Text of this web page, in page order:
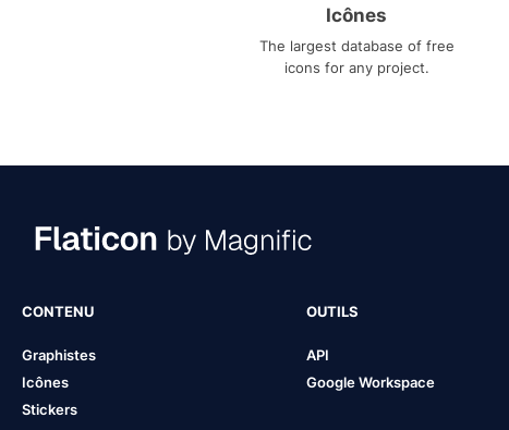
Icônes
The largest database of free
icons for any project.
CONTENU
Graphistes
Icônes
Stickers
OUTILS
API
Google Workspace